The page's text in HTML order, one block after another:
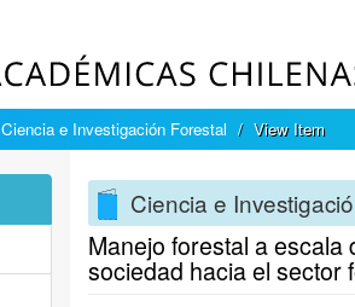
Ciencia e Investigación Forestal View Item
Ciencia e
Manejo forestal a
sociedad hacia el sector